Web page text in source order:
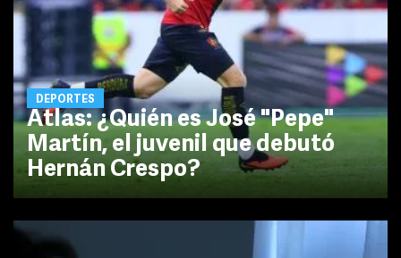
DEPORTES
Atlas: ¿Quién es José "Pepe"
Martín, el juvenil que debutó
Hernán Crespo?